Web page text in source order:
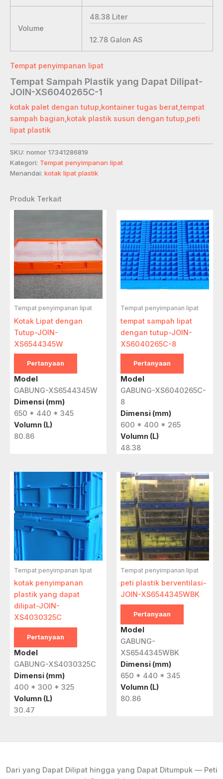
Volume
48.38 Liter
12.78 Galon AS
Tempat penyimpanan lipat
Tempat Sampah Plastik yang Dapat Dilipat-
JOIN-XS6040265C-1
kotak palet dengan tutup,kontainer tugas berat,tempat
sampah bagian,kotak plastik susun dengan tutup,peti
lipat plastik
SKU: nomor 17341286819
Kategori: Tempat penyimpanan lipat
Menandai: kotak lipat plastik
Produk Terkait
Tempat penyimpanan lipat
Kotak Lipat dengan
Tutup-JOIN-
XS6544345W
Pertanyaan
Model
GABUNG-XS6544345W
Dimensi (mm)
650 * 440 * 345
Volumn (L)
80.86
Tempat penyimpanan lipat
tempat sampah lipat
dengan tutup-JOIN-
XS6040265C-8
Pertanyaan
Model
GABUNG-XS6040265C-
8
Dimensi (mm)
600 * 400 * 265
Volumn (L)
48.38
Tempat penyimpanan lipat
kotak penyimpanan
plastik yang dapat
dilipat-JOIN-
XS4030325C
Pertanyaan
Model
GABUNG-XS4030325C
Dimensi (mm)
400 * 300 * 325
Volumn (L)
30.47
Tempat penyimpanan lipat
peti plastik berventilasi-
JOIN-XS6544345WBK
Pertanyaan
Model
GABUNG-
XS6544345WBK
Dimensi (mm)
650 * 440 * 345
Volumn (L)
80.86
Dari yang Dapat Dilipat hingga yang Dapat Ditumpuk — Peti